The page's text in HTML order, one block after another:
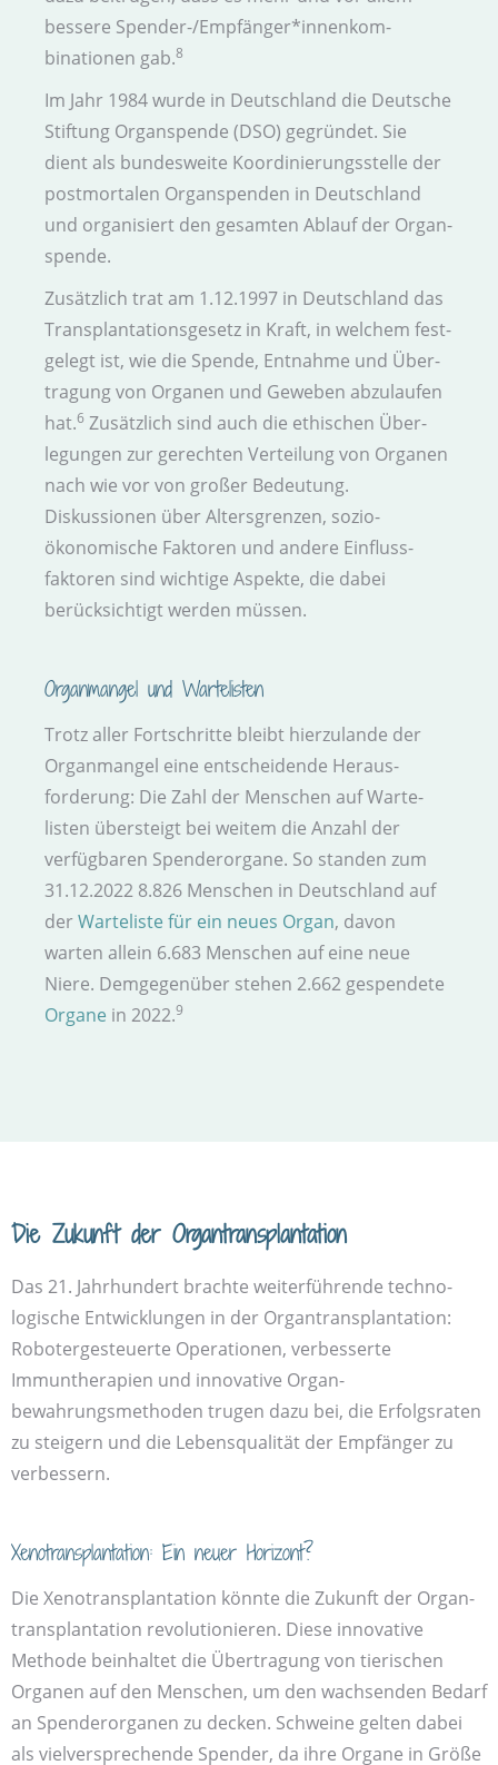
bessere Spender-/Empfänger*innenkom­
binationen gab.8
Im Jahr 1984 wurde in Deutschland die Deutsche
Stiftung Organ­spende (DSO) gegründet. Sie
dient als bundes­weite Koordinierungs­stelle der
post­mortalen Organ­spenden in Deutsch­land
und organisiert den gesamten Ablauf der Organ­
spende.
Zusätzlich trat am 1.12.1997 in Deutschland das
Transplantations­gesetz in Kraft, in welchem fest­
gelegt ist, wie die Spende, Entnahme und Über­
tragung von Organen und Geweben abzu­laufen
hat.6 Zusätzlich sind auch die ethischen Über­
legungen zur gerechten Ver­teilung von Organen
nach wie vor von großer Bedeutung.
Diskussionen über Alters­grenzen, sozio­
ökonomische Faktoren und andere Einfluss­
faktoren sind wichtige Aspekte, die dabei
berücksichtigt werden müssen.
Organ­mangel und Warte­listen
Trotz aller Fort­schritte bleibt hierzulande der
Organ­mangel eine entscheidende Heraus­
forderung: Die Zahl der Menschen auf Warte­
listen über­steigt bei weitem die Anzahl der
verfügbaren Spender­organe. So standen zum
31.12.2022 8.826 Menschen in Deutsch­land auf
derWarte­liste für ein neues Organ, davon
warten allein 6.683 Menschen auf eine neue
Niere. Dem­gegenüber stehen 2.662 gespendete
Organe in 2022.9
Die Zukunft der Organ­transplantation
Das 21. Jahr­hundert brachte weiter­führende techno­
logische Ent­wicklungen in der Organ­transplantation:
Roboter­gesteuerte Operationen, verbesserte
Immuntherapien und innovative Organ­
bewahrungsmethoden trugen dazu bei, die Erfolgs­raten
zu steigern und die Lebens­qualität der Empfänger zu
verbessern.
Xeno­transplantation: Ein neuer Horizont?
Die Xeno­transplantation könnte die Zukunft der Organ­
transplantation revolutionieren. Diese inno­vative
Methode bein­haltet die Über­tragung von tierischen
Organen auf den Menschen, um den wachsenden Bedarf
an Spender­organen zu decken. Schweine gelten dabei
als viel­versprechende Spender, da ihre Organe in Größe